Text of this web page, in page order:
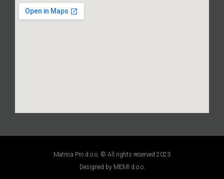
Matrica Pro d.o.o. © All rights reserved 2023
Designed by MEMI d.o.o.